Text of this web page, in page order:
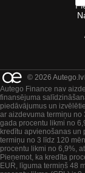
© 2026 Autego.lv
Autego Finance nav
finansējuma
piedāvājumus un
ar aizdevuma termiņu no
gada procentu likmi no
kredītu apvienošanas
termiņu no 3 līdz 120
procentu likmi no 6,9%,
Pieņemot, ka kredīta
EUR, līguma termiņš 48